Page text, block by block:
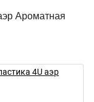
Ароматная